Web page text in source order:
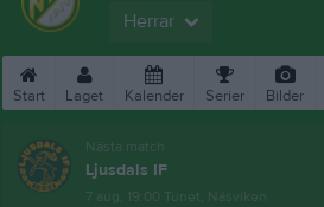
Herrar
Start Laget Kalender Serier Bilder
Nästa match
Ljusdals IF
7 aug, 19:00 Tunet, Näsviken